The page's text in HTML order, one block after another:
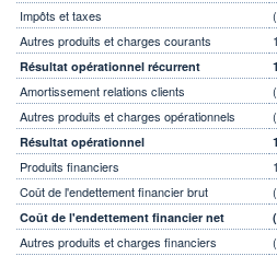
Impôts et taxes
Autres produits et charges courants
Résultat opérationnel récurrent
Amortissement relations clients
Autres produits et charges opérationnels
Résultat opérationnel
Produits financiers
Coût de l'endettement financier brut
Coût de l'endettement financier net
Autres produits et charges financiers